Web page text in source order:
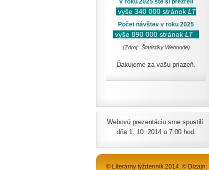
V roku 2025 ste si prezreli
vyše 340 000 stránok LT
Počet návštev v roku 2025
vyše 890 000 stránok LT
(Zdroj: Štatistiky Webnode)
Ďakujeme za vašu priazeň.
Webovú prezentáciu sme spustili
dňa 1. 10. 2014 o 7.00 hod.
© Literárny týždenník 2014. © Dizajn: